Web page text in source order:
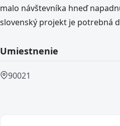
malo návštevníka hneď
slovenský projekt je potrebná
Umiestnenie
90021